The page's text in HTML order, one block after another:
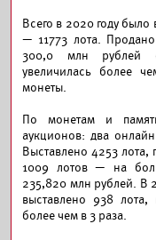
Всего в 2020 году было
— 11773 лота.
300,0 млн рублей
увеличилась более
монеты.
По монетам и
аукционов: два
Выставлено 4253
1009 лотов — на
235,820 млн рублей. В
выставлено 938
более чем в 3 раза.